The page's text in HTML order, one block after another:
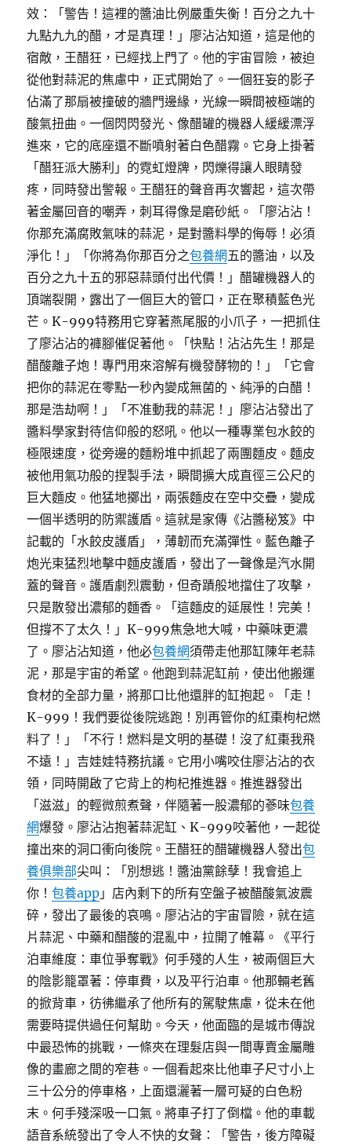
效：「警告！這裡的醬油比例嚴重失衡！百分之九十
九點九九的醋，才是真理！」廖沾沾知道，這是他的
宿敵，王醋狂，已經找上門了。他的宇宙冒險，被迫
從他對蒜泥的焦慮中，正式開始了。一個狂妄的影子
佔滿了那扇被撞破的牆門邊緣，光線一瞬間被極端的
酸氣扭曲。一個閃閃發光、像醋罐的機器人緩緩漂浮
進來，它的底座還不斷噴射著白色醋霧。它身上掛著
「醋狂派大勝利」的霓虹燈牌，閃爍得讓人眼睛發
疼，同時發出警報。王醋狂的聲音再次響起，這次帶
著金屬回音的嘲弄，刺耳得像是磨砂紙。「廖沾沾！
你那充滿腐敗氣味的蒜泥，是對醬料學的侮辱！必須
淨化！」「你將為你那百分之包養網五的醬油，以及
百分之九十五的邪惡蒜頭付出代價！」醋罐機器人的
頂端裂開，露出了一個巨大的管口，正在聚積藍色光
芒。K-999特務用它穿著燕尾服的小爪子，一把抓住
了廖沾沾的褲腳催促著他。「快點！沾沾先生！那是
醋酸離子炮！專門用來溶解有機發酵物的！」「它會
把你的蒜泥在零點一秒內變成無菌的、純淨的白醋！
那是浩劫啊！」「不准動我的蒜泥！」廖沾沾發出了
醬料學家對待信仰般的怒吼。他以一種專業包水餃的
極限速度，從旁邊的麵粉堆中抓起了兩團麵皮。麵皮
被他用氣功般的捏製手法，瞬間擴大成直徑三公尺的
巨大麵皮。他猛地擲出，兩張麵皮在空中交疊，變成
一個半透明的防禦護盾。這就是家傳《沾醬秘笈》中
記載的「水餃皮護盾」，薄韌而充滿彈性。藍色離子
炮光束猛烈地擊中麵皮護盾，發出了一聲像是汽水開
蓋的聲音。護盾劇烈震動，但奇蹟般地擋住了攻擊，
只是散發出濃郁的麵香。「這麵皮的延展性！完美！
但撐不了太久！」K-999焦急地大喊，中藥味更濃
了。廖沾沾知道，他必包養網須帶走他那缸陳年老蒜
泥，那是宇宙的希望。他跑到蒜泥缸前，使出他搬運
食材的全部力量，將那口比他還胖的缸抱起。「走！
K-999！我們要從後院逃跑！別再管你的紅棗枸杞燃
料了！」「不行！燃料是文明的基礎！沒了紅棗我飛
不遠！」吉娃娃特務抗議。它用小嘴咬住廖沾沾的衣
領，同時開啟了它背上的枸杞推進器。推進器發出
「滋滋」的輕微煎煮聲，伴隨著一股濃郁的蔘味包養
網爆發。廖沾沾抱著蒜泥缸、K-999咬著他，一起從
撞出來的洞口衝向後院。王醋狂的醋罐機器人發出包
養俱樂部尖叫：「別想逃！醬油黨餘孽！我會追上
你！包養app 」店內剩下的所有空盤子被醋酸氣波震
碎，發出了最後的哀鳴。廖沾沾的宇宙冒險，就在這
片蒜泥、中藥和醋酸的混亂中，拉開了帷幕。《平行
泊車維度：車位爭奪戰》何手殘的人生，被兩個巨大
的陰影籠罩著：停車費，以及平行泊車。他那輛老舊
的掀背車，彷彿繼承了他所有的駕駛焦慮，從未在他
需要時提供過任何幫助。今天，他面臨的是城市傳說
中最恐怖的挑戰，一條夾在理髮店與一間專賣金屬雕
像的畫廊之間的窄巷。一個看起來比他車子尺寸小上
三十公分的停車格，上面還灑著一層可疑的白色粉
末。何手殘深吸一口氣。將車子打了倒檔。他的車載
語音系統發出了令人不快的女聲：「警告，後方障礙